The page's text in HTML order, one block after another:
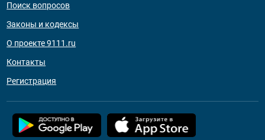
Поиск вопросов
Законы и кодексы
О проекте 9111.ru
Контакты
Регистрация